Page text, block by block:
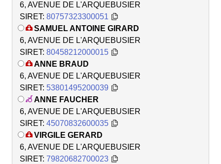
6, AVENUE DE L'ARQUEBUSIER
SIRET: 80757323300051
SAMUEL ANTOINE GIRARD
6, AVENUE DE L'ARQUEBUSIER
SIRET: 80458212000015
ANNE BRAUD
6, AVENUE DE L'ARQUEBUSIER
SIRET: 53801495200039
ANNE FAUCHER
6, AVENUE DE L'ARQUEBUSIER
SIRET: 45070832600035
VIRGILE GERARD
6, AVENUE DE L'ARQUEBUSIER
SIRET: 79820682700023